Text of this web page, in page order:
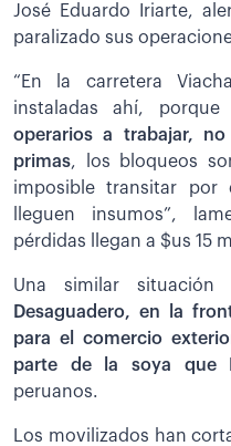
José Eduardo Iriarte,
paralizado sus
“En la carretera
instaladas ahí, porque
operarios a trabajar,
primas, los bloqueos
imposible transitar por
lleguen insumos”,
pérdidas llegan a $us 15
Una similar
Desaguadero, en la
para el comercio
parte de la soya que
peruanos.
Los movilizados han